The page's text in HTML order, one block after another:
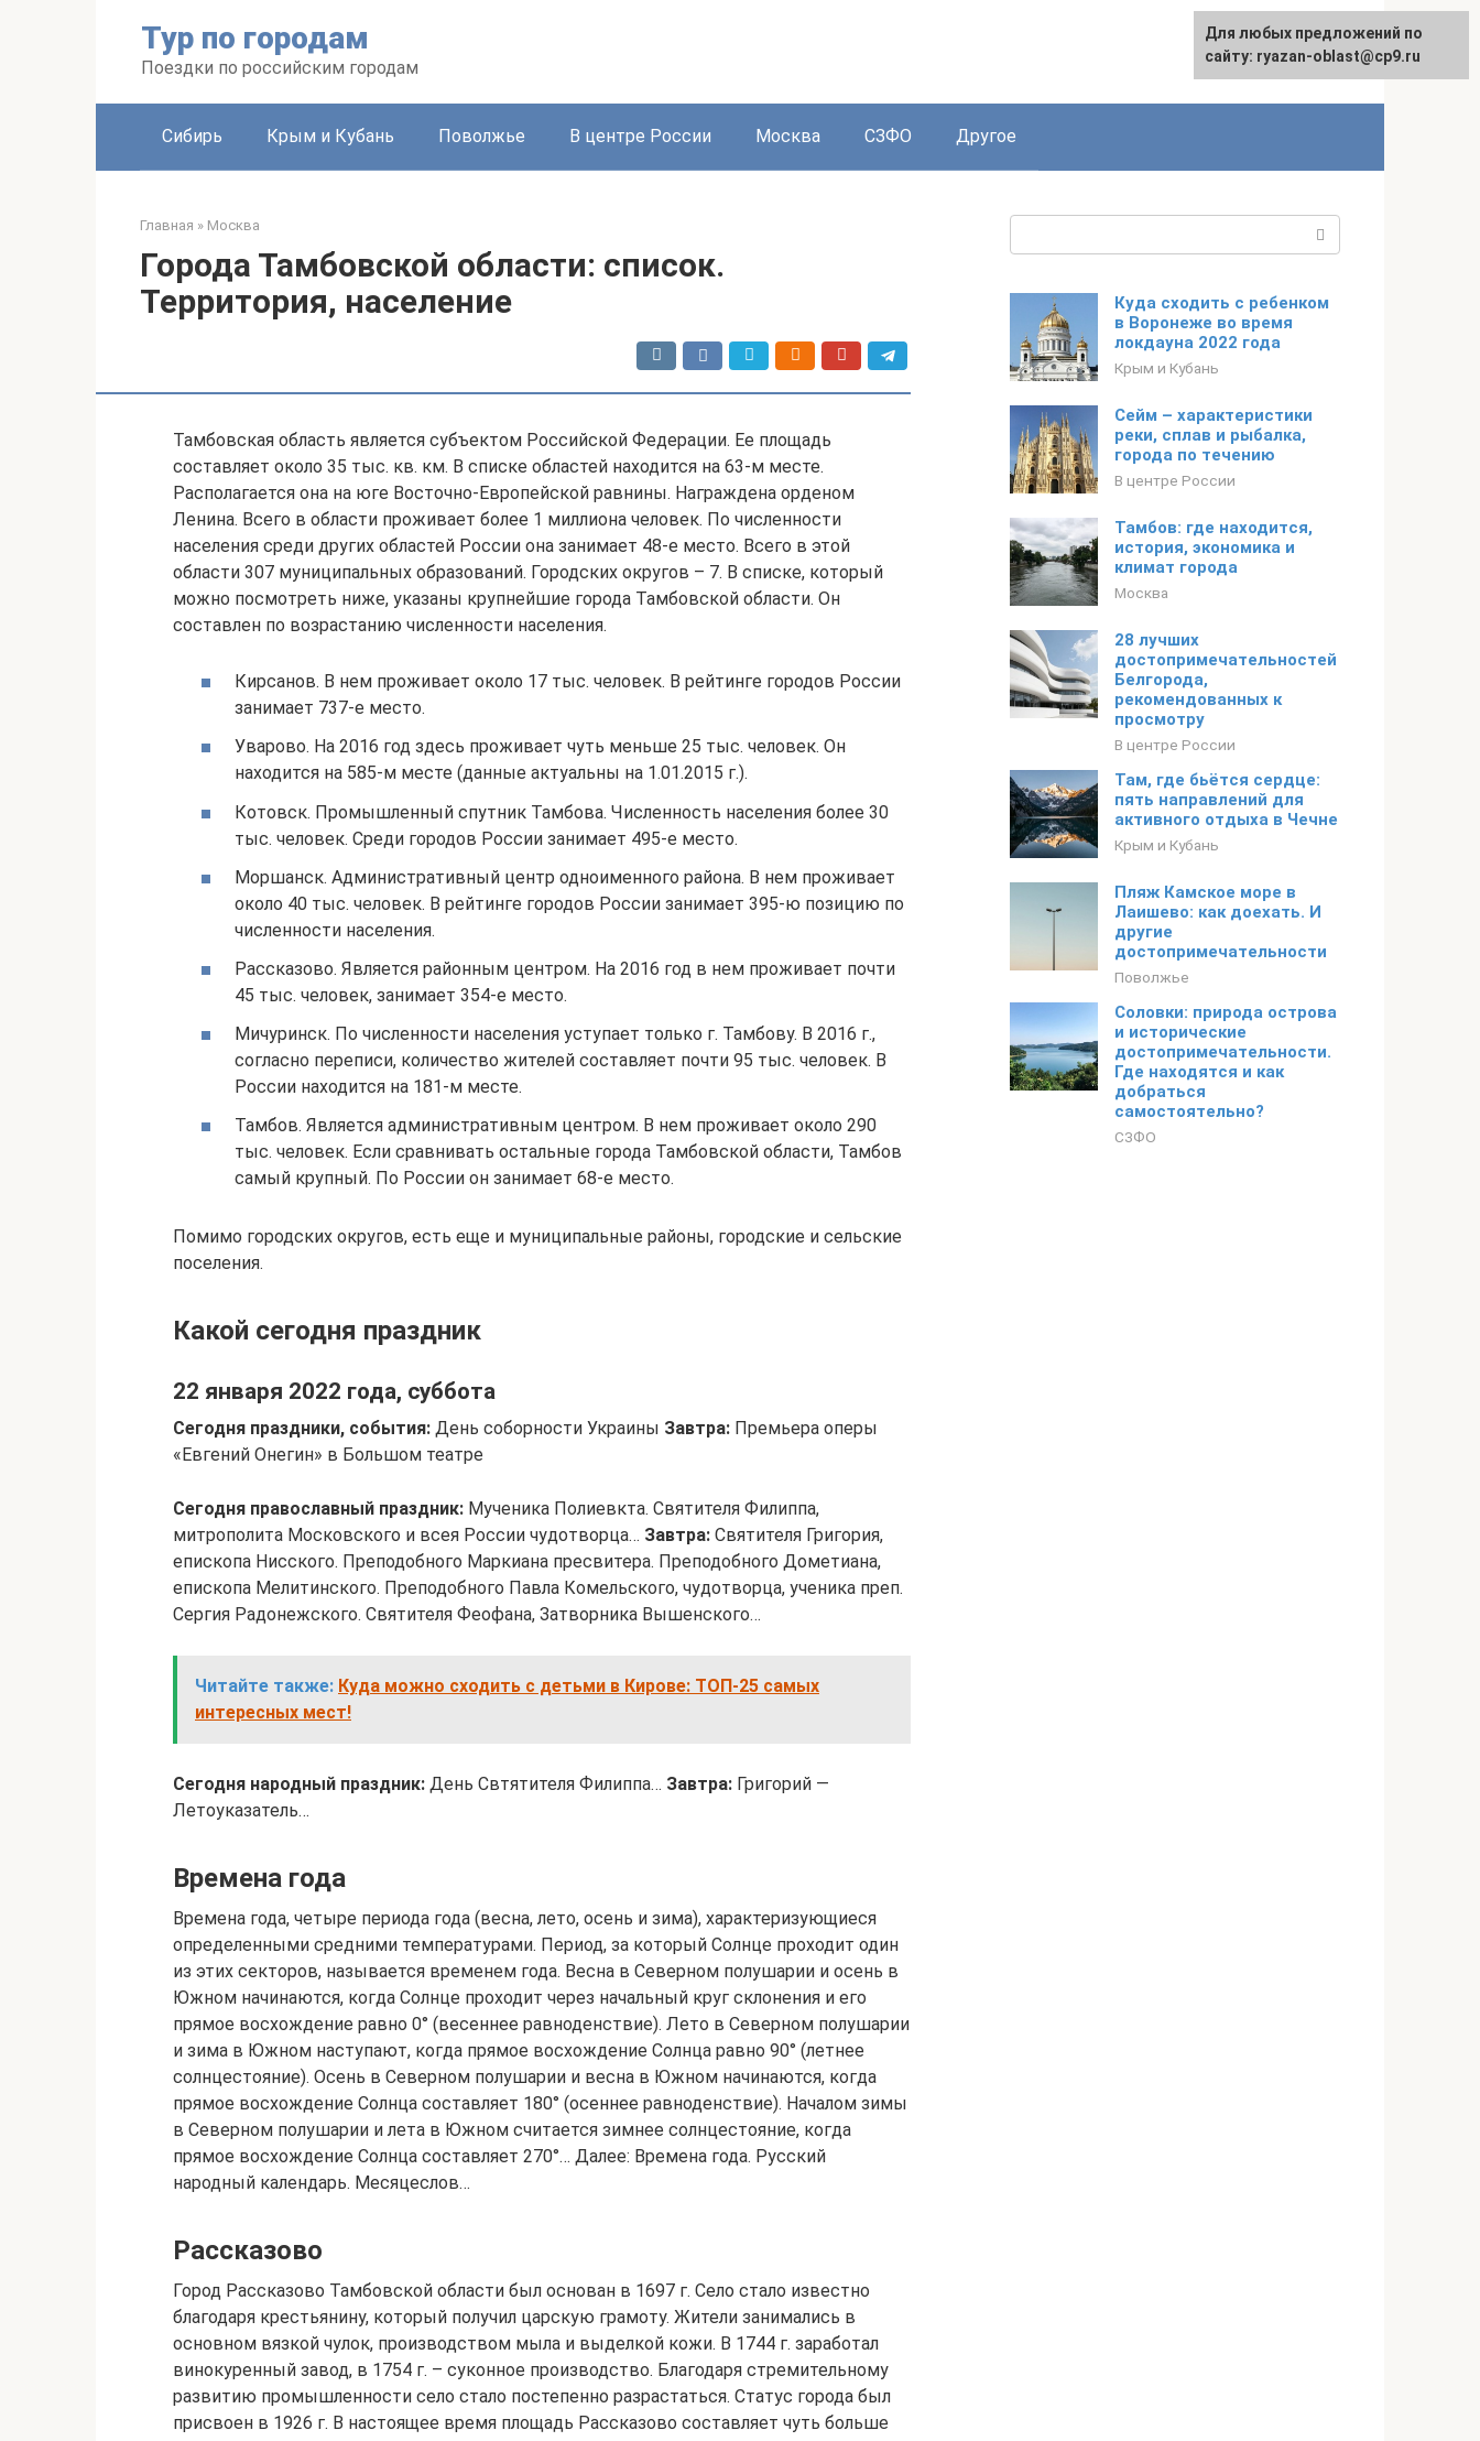
Тур по городам
Поездки по российским городам
Сибирь Крым и Кубань Поволжье В центре России Москва СЗФО Другое
Главная » Москва
Города Тамбовской области: список.
Территория, население
Тамбовская область является субъектом Российской Федерации. Ее площадь
составляет около 35 тыс. кв. км. В списке областей находится на 63-м месте.
Располагается она на юге Восточно-Европейской равнины. Награждена орденом
Ленина. Всего в области проживает более 1 миллиона человек. По численности
населения среди других областей России она занимает 48-е место. Всего в этой
области 307 муниципальных образований. Городских округов – 7. В списке, который
можно посмотреть ниже, указаны крупнейшие города Тамбовской области. Он
составлен по возрастанию численности населения.
Кирсанов. В нем проживает около 17 тыс. человек. В рейтинге городов России
занимает 737-е место.
Уварово. На 2016 год здесь проживает чуть меньше 25 тыс. человек. Он
находится на 585-м месте (данные актуальны на 1.01.2015 г.).
Котовск. Промышленный спутник Тамбова. Численность населения более 30
тыс. человек. Среди городов России занимает 495-е место.
Моршанск. Административный центр одноименного района. В нем проживает
около 40 тыс. человек. В рейтинге городов России занимает 395-ю позицию по
численности населения.
Рассказово. Является районным центром. На 2016 год в нем проживает почти
45 тыс. человек, занимает 354-е место.
Мичуринск. По численности населения уступает только г. Тамбову. В 2016 г.,
согласно переписи, количество жителей составляет почти 95 тыс. человек. В
России находится на 181-м месте.
Тамбов. Является административным центром. В нем проживает около 290
тыс. человек. Если сравнивать остальные города Тамбовской области, Тамбов
самый крупный. По России он занимает 68-е место.
Помимо городских округов, есть еще и муниципальные районы, городские и сельские
поселения.
Какой сегодня праздник
22 января 2022 года, суббота
Сегодня праздники, события: День соборности Украины Завтра: Премьера оперы
«Евгений Онегин» в Большом театре
Сегодня православный праздник: Мученика Полиевкта. Святителя Филиппа,
митрополита Московского и всея России чудотворца… Завтра: Святителя Григория,
епископа Нисского. Преподобного Маркиана пресвитера. Преподобного Дометиана,
епископа Мелитинского. Преподобного Павла Комельского, чудотворца, ученика преп.
Сергия Радонежского. Святителя Феофана, Затворника Вышенского…
Читайте также: Куда можно сходить с детьми в Кирове: ТОП-25 самых
интересных мест!
Сегодня народный праздник: День Свтятителя Филиппа… Завтра: Григорий —
Летоуказатель…
Времена года
Времена года, четыре периода года (весна, лето, осень и зима), характеризующиеся
определенными средними температурами. Период, за который Солнце проходит один
из этих секторов, называется временем года. Весна в Северном полушарии и осень в
Южном начинаются, когда Солнце проходит через начальный круг склонения и его
прямое восхождение равно 0° (весеннее равноденствие). Лето в Северном полушарии
и зима в Южном наступают, когда прямое восхождение Солнца равно 90° (летнее
солнцестояние). Осень в Северном полушарии и весна в Южном начинаются, когда
прямое восхождение Солнца составляет 180° (осеннее равноденствие). Началом зимы
в Северном полушарии и лета в Южном считается зимнее солнцестояние, когда
прямое восхождение Солнца составляет 270°… Далее: Времена года. Русский
народный календарь. Месяцеслов…
Рассказово
Город Рассказово Тамбовской области был основан в 1697 г. Село стало известно
благодаря крестьянину, который получил царскую грамоту. Жители занимались в
основном вязкой чулок, производством мыла и выделкой кожи. В 1744 г. заработал
винокуренный завод, в 1754 г. – суконное производство. Благодаря стремительному
развитию промышленности село стало постепенно разрастаться. Статус города был
присвоен в 1926 г. В настоящее время площадь Рассказово составляет чуть больше
Куда сходить с ребенком
в Воронеже во время
локдауна 2022 года
Крым и Кубань
Сейм – характеристики
реки, сплав и рыбалка,
города по течению
В центре России
Тамбов: где находится,
история, экономика и
климат города
Москва
28 лучших
достопримечательностей
Белгорода,
рекомендованных к
просмотру
В центре России
Там, где бьётся сердце:
пять направлений для
активного отдыха в Чечне
Крым и Кубань
Пляж Камское море в
Лаишево: как доехать. И
другие
достопримечательности
Поволжье
Соловки: природа острова
и исторические
достопримечательности.
Где находятся и как
добраться
самостоятельно?
СЗФО
Для любых предложений по
сайту: ryazan-oblast@cp9.ru